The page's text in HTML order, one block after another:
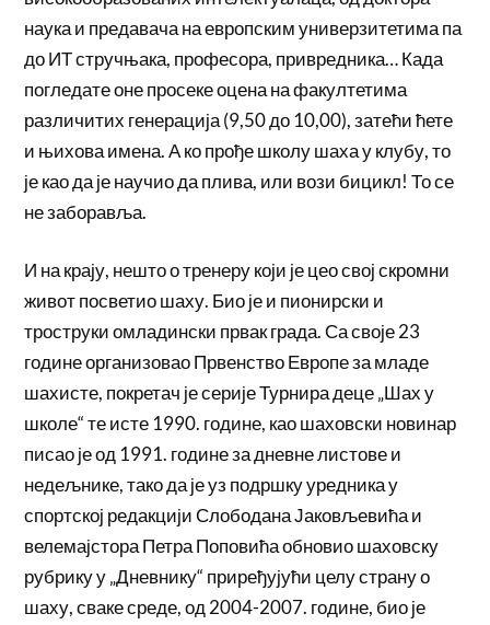
наука и предавача на европским универзитетима па
до ИТ стручњака, професора, привредника… Када
погледате оне просеке оцена на факултетима
различитих генерација (9,50 до 10,00), затећи ћете
и њихова имена. А ко прође школу шаха у клубу, то
је као да је научио да плива, или вози бицикл! То се
не заборавља.
И на крају, нешто о тренеру који је цео свој скромни
живот посветио шаху. Био је и пионирски и
троструки омладински првак града. Са своје 23
године организовао Првенство Европе за младе
шахисте, покретач је серије Турнира деце „Шах у
школе“ те исте 1990. године, као шаховски новинар
писао је од 1991. године за дневне листове и
недељнике, тако да је уз подршку уредника у
спортској редакцији Слободана Јаковљевића и
велемајстора Петра Поповића обновио шаховску
рубрику у „Дневнику“ приређујући целу страну о
шаху, сваке среде, од 2004-2007. године, био је